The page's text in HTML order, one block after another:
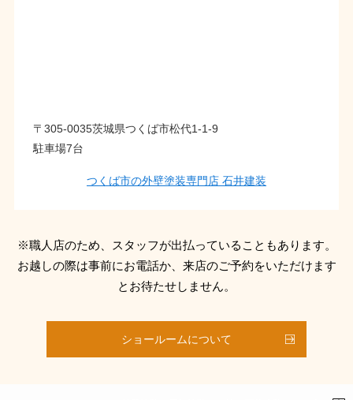
〒305-0035茨城県つくば市松代1-1-9
駐車場7台
つくば市の外壁塗装専門店 石井建装
※職人店のため、スタッフが出払っていることもあります。
お越しの際は事前にお電話か、来店のご予約をいただけます
とお待たせしません。
ショールームについて